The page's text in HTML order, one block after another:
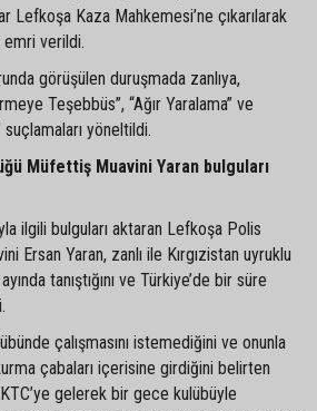
Lefkoşa Kaza Mahkemesi’ne çıkarılarak
emri verildi.
görüşülen duruşmada zanlıya,
Teşebbüs”, “Ağır Yaralama” ve
suçlamaları yöneltildi.
Müfettiş Muavini Yaran bulguları
ilgili bulguları aktaran Lefkoşa Polis
Ersan Yaran, zanlı ile Kırgızistan uyruklu
ayında tanıştığını ve Türkiye’de bir süre
çalışmasını istemediğini ve onunla
çabaları içerisine girdiğini belirten
gelerek bir gece kulübüyle